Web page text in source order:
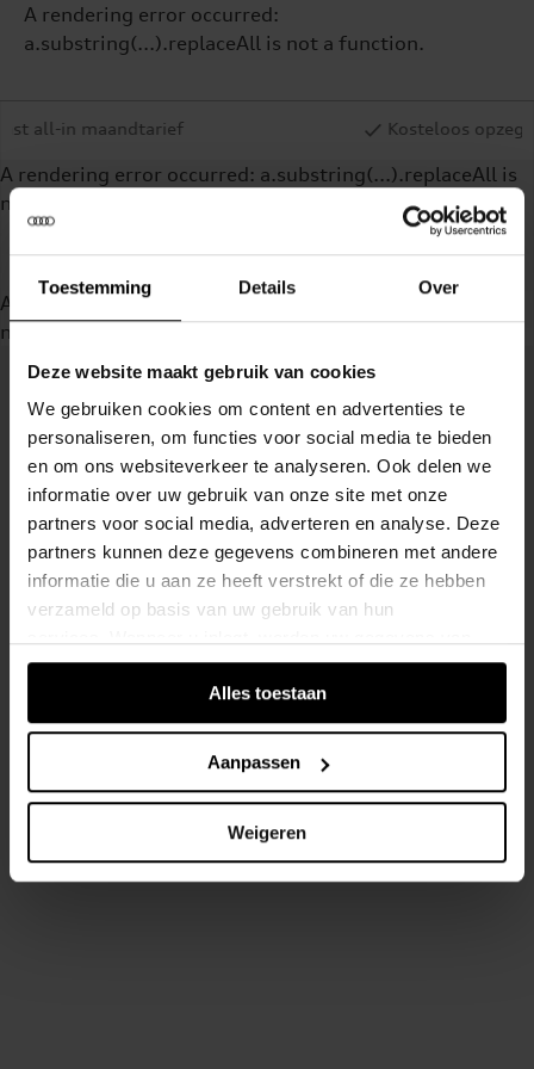
Toestemming Details Over
Deze website maakt gebruik van cookies
We gebruiken cookies om content en advertenties te
personaliseren, om functies voor social media te bieden
en om ons websiteverkeer te analyseren. Ook delen we
informatie over uw gebruik van onze site met onze
partners voor social media, adverteren en analyse. Deze
partners kunnen deze gegevens combineren met andere
informatie die u aan ze heeft verstrekt of die ze hebben
verzameld op basis van uw gebruik van hun
verschillende apparaten of browsers samengevoegd via
de extra verwerkte login-ID.Alles toestaan
Aanpassen
Weigeren
A rendering error occurred:
a.substring(...).replaceAll is not a function.
Kosteloos opzegbaar bij
A rendering error occurred: a.substring(...).replaceAll is
not a function
A rendering error occurred:
not a function